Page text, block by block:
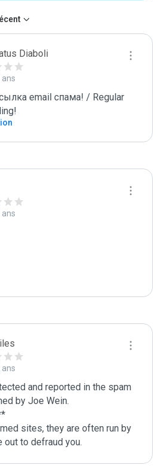
Diaboli
ans
email спама! / Regular
ans
ans
and reported in the spam
by Joe Wein.
sites, they are often run by
out to defraud you.